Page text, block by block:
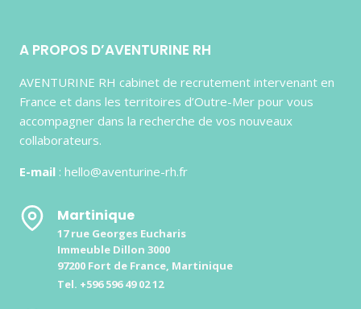
A PROPOS D’AVENTURINE RH
AVENTURINE RH cabinet de recrutement intervenant en
France et dans les territoires d’Outre-Mer pour vous
accompagner dans la recherche de vos nouveaux
collaborateurs.
E-mail : hello@aventurine-rh.fr
Martinique
17 rue Georges Eucharis
Immeuble Dillon 3000
97200 Fort de France, Martinique
Tel. +596 596 49 02 12